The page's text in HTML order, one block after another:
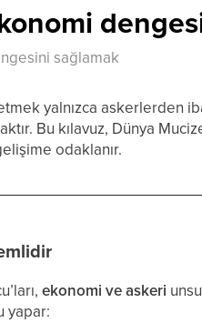
sağlamak
yalnızca askerlerden
Bu kılavuz, Dünya
odaklanır.
ekonomi ve askeri
yapar: